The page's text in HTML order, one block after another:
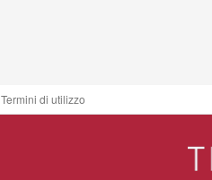
Termini di utilizzo